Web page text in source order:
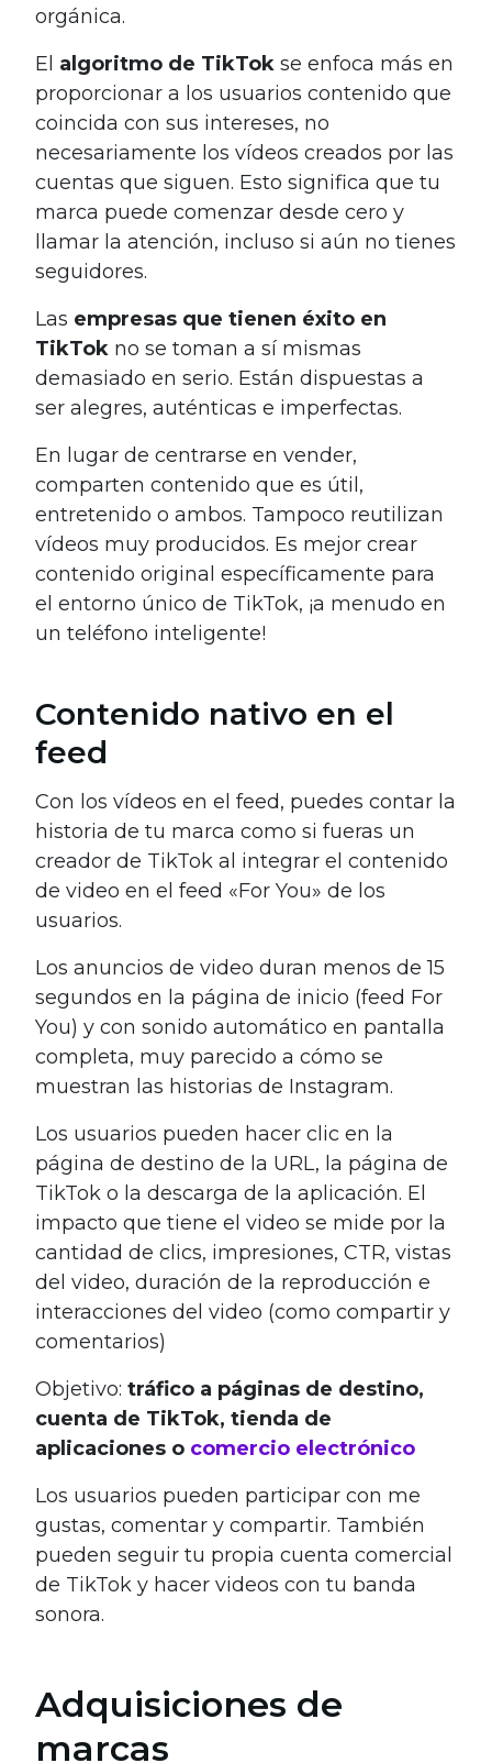
orgánica.
El algoritmo de TikTok se enfoca más en
proporcionar a los usuarios contenido que
coincida con sus intereses, no
necesariamente los vídeos creados por las
cuentas que siguen. Esto significa que tu
marca puede comenzar desde cero y
llamar la atención, incluso si aún no tienes
seguidores.
Las empresas que tienen éxito en
TikTok no se toman a sí mismas
demasiado en serio. Están dispuestas a
ser alegres, auténticas e imperfectas.
En lugar de centrarse en vender,
comparten contenido que es útil,
entretenido o ambos. Tampoco reutilizan
vídeos muy producidos. Es mejor crear
contenido original específicamente para
el entorno único de TikTok, ¡a menudo en
un teléfono inteligente!
Contenido nativo en el
feed
Con los vídeos en el feed, puedes contar la
historia de tu marca como si fueras un
creador de TikTok al integrar el contenido
de video en el feed «For You» de los
usuarios.
Los anuncios de video duran menos de 15
segundos en la página de inicio (feed For
You) y con sonido automático en pantalla
completa, muy parecido a cómo se
muestran las historias de Instagram.
Los usuarios pueden hacer clic en la
página de destino de la URL, la página de
TikTok o la descarga de la aplicación. El
impacto que tiene el video se mide por la
cantidad de clics, impresiones, CTR, vistas
del video, duración de la reproducción e
interacciones del video (como compartir y
comentarios)
Objetivo: tráfico a páginas de destino,
cuenta de TikTok, tienda de
aplicaciones o comercio electrónico
Los usuarios pueden participar con me
gustas, comentar y compartir. También
pueden seguir tu propia cuenta comercial
de TikTok y hacer videos con tu banda
sonora.
Adquisiciones de
marcas